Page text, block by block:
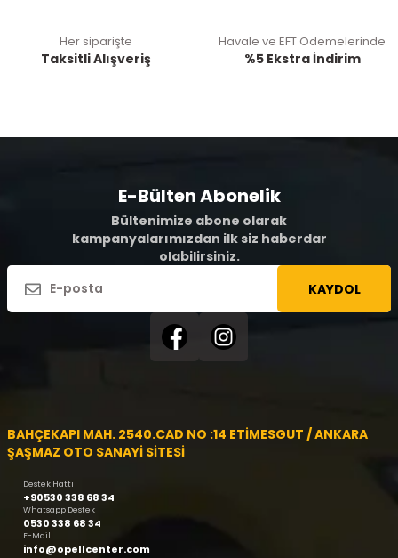
Her siparişte
Taksitli Alışveriş
Havale ve EFT Ödemelerinde
%5 Ekstra İndirim
E-Bülten Abonelik
Bültenimize abone olarak
kampanyalarımızdan ilk siz haberdar
olabilirsiniz.
KAYDOL
BAHÇEKAPI MAH. 2540.CAD NO :14 ETİMESGUT / ANKARA
ŞAŞMAZ OTO SANAYİ SİTESİ
Destek Hattı
+90530 338 68 34
Whatsapp Destek
0530 338 68 34
E-Mail
info@opellcenter.com